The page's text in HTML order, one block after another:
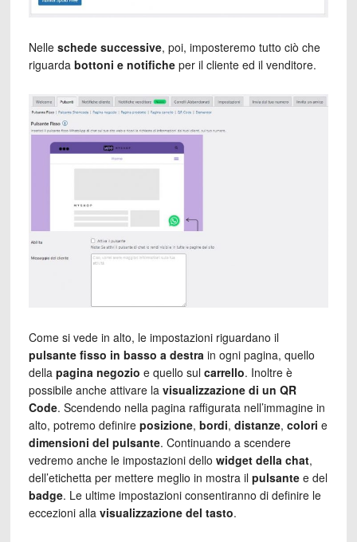
Nelle schede successive, poi, imposteremo tutto ciò che
riguarda bottoni e notificheper il cliente ed il venditore.
Come si vede in alto, le impostazioni riguardano il
pulsante fisso in basso a destrain ogni pagina, quello
della pagina negozio e quello sul carrello. Inoltre è
possibile anche attivare la visualizzazione di un QR
Code. Scendendo nella pagina raffigurata nell’immagine in
alto, potremo definire posizione, bordi, distanze, colori e
dimensioni del pulsante. Continuando a scendere
vedremo anche le impostazioni dello widget della chat,
dell’etichetta per mettere meglio in mostra il pulsantee del
badge. Le ultime impostazioni consentiranno di definire le
eccezioni alla visualizzazione del tasto.